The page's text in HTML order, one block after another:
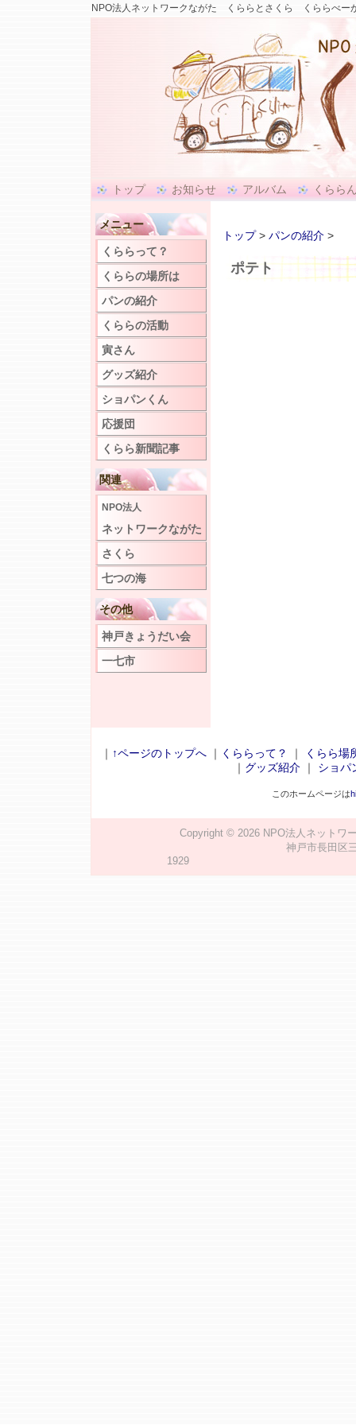
NPO法人ネットワークながた くららとさくら くららべー
トップ お知らせ アルバム くらら
トップ> パンの紹介 >
ポテト
メニュー
くららって？
くららの場所は
パンの紹介
くららの活動
寅さん
グッズ紹介
ショパンくん
応援団
くらら新聞記事
関連
NPO法人
ネットワークながた
さくら
七つの海
その他
神戸きょうだい会
一七市
｜ ↑ページのトップへ｜ くららって？ ｜
くらら場
｜ グッズ紹介 ｜ ショパ
このホームページは
Copyright © 2026 NPO法人ネットワ
神戸市長田区